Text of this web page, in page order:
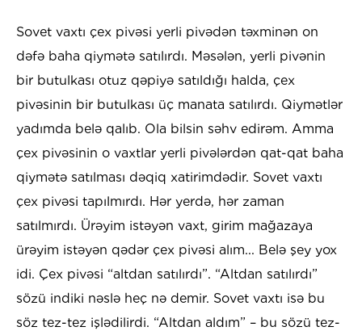
Sovet vaxtı çex pivəsi yerli pivədən təxminən on
dəfə baha qiymətə satılırdı. Məsələn, yerli pivənin
bir butulkası otuz qəpiyə satıldığı halda, çex
pivəsinin bir butulkası üç manata satılırdı. Qiymətlər
yadımda belə qalıb. Ola bilsin səhv edirəm. Amma
çex pivəsinin o vaxtlar yerli pivələrdən qat-qat baha
qiymətə satılması dəqiq xatirimdədir. Sovet vaxtı
çex pivəsi tapılmırdı. Hər yerdə, hər zaman
satılmırdı. Ürəyim istəyən vaxt, girim mağazaya
ürəyim istəyən qədər çex pivəsi alım... Belə şey yox
idi. Çex pivəsi “altdan satılırdı”. “Altdan satılırdı”
sözü indiki nəslə heç nə demir. Sovet vaxtı isə bu
söz tez-tez işlədilirdi. “Altdan aldım” – bu sözü tez-